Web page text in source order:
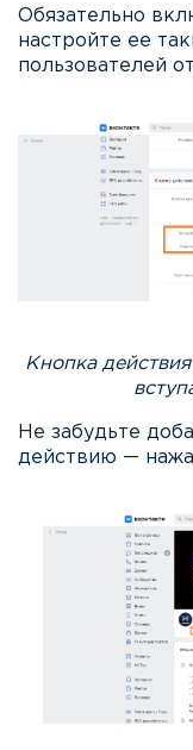
Обязательно
настройте ее
пользователей
Кнопка
Не забудьте
действию —